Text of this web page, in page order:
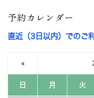
予約カレンダー
直近（3日以内）でのご
«
日 月 火